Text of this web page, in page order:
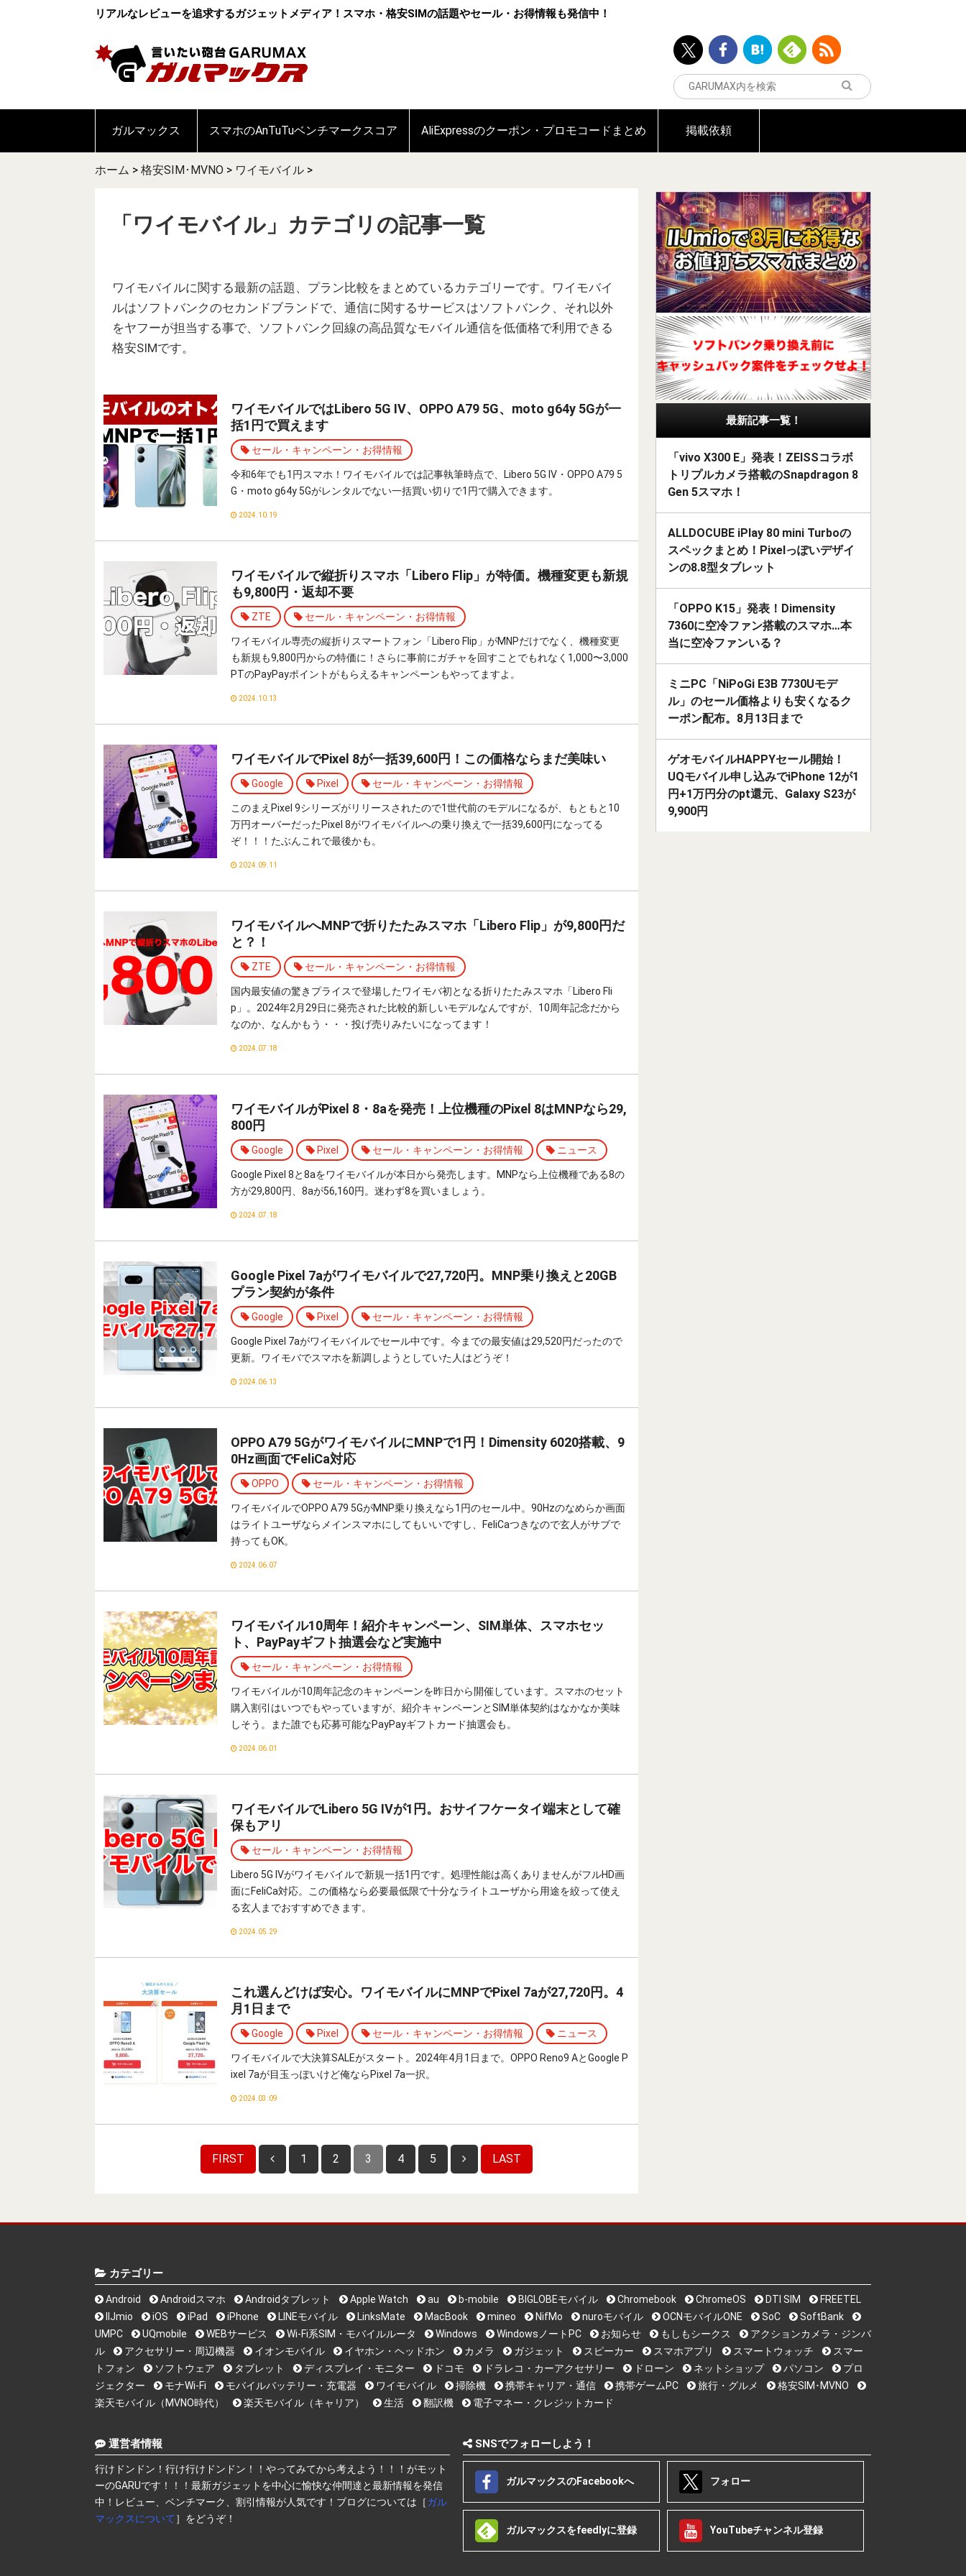
リアルなレビューを追求するガジェットメディア！スマホ・格安SIMの話題やセール・お得情報も発信中！
ガルマックス スマホのAnTuTuベンチマークスコア AliExpressのクーポン・プロモコードまとめ 掲載依頼
ホーム > 格安SIM･MVNO > ワイモバイル >
「ワイモバイル」カテゴリの記事一覧
ワイモバイルに関する最新の話題、プラン比較をまとめているカテゴリーです。ワイモバイ
ルはソフトバンクのセカンドブランドで、通信に関するサービスはソフトバンク、それ以外
をヤフーが担当する事で、ソフトバンク回線の高品質なモバイル通信を低価格で利用できる
格安SIMです。
ワイモバイルではLibero 5G IV、OPPO A79 5G、moto g64y 5Gが一
括1円で買えます
セール・キャンペーン・お得情報
令和6年でも1円スマホ！ワイモバイルでは記事執筆時点で、Libero 5G IV・OPPO A79 5
G・moto g64y 5Gがレンタルでない一括買い切りで1円で購入できます。
2024.10.19
ワイモバイルで縦折りスマホ「Libero Flip」が特価。機種変更も新規
も9,800円・返却不要
ZTE セール・キャンペーン・お得情報
ワイモバイル専売の縦折りスマートフォン「Libero Flip」がMNPだけでなく、機種変更
も新規も9,800円からの特価に！さらに事前にガチャを回すことでもれなく1,000〜3,000
PTのPayPayポイントがもらえるキャンペーンもやってますよ。
2024.10.13
ワイモバイルでPixel 8が一括39,600円！この価格ならまだ美味い
Google Pixel セール・キャンペーン・お得情報
このまえPixel 9シリーズがリリースされたので1世代前のモデルになるが、もともと10
万円オーバーだったPixel 8がワイモバイルへの乗り換えで一括39,600円になってる
ぞ！！！たぶんこれで最後かも。
2024.09.11
ワイモバイルへMNPで折りたたみスマホ「Libero Flip」が9,800円だ
と？！
ZTE セール・キャンペーン・お得情報
国内最安値の驚きプライスで登場したワイモバ初となる折りたたみスマホ「Libero Fli
p」。2024年2月29日に発売された比較的新しいモデルなんですが、10周年記念だから
なのか、なんかもう・・・投げ売りみたいになってます！
2024.07.18
ワイモバイルがPixel 8・8aを発売！上位機種のPixel 8はMNPなら29,
800円
Google Pixel セール・キャンペーン・お得情報 ニュース
Google Pixel 8と8aをワイモバイルが本日から発売します。MNPなら上位機種である8の
方が29,800円、8aが56,160円。迷わず8を買いましょう。
2024.07.18
Google Pixel 7aがワイモバイルで27,720円。MNP乗り換えと20GB
プラン契約が条件
Google Pixel セール・キャンペーン・お得情報
Google Pixel 7aがワイモバイルでセール中です。今までの最安値は29,520円だったので
更新。ワイモバでスマホを新調しようとしていた人はどうぞ！
2024.06.13
OPPO A79 5GがワイモバイルにMNPで1円！Dimensity 6020搭載、9
0Hz画面でFeliCa対応
OPPO セール・キャンペーン・お得情報
ワイモバイルでOPPO A79 5GがMNP乗り換えなら1円のセール中。90Hzのなめらか画面
はライトユーザならメインスマホにしてもいいですし、FeliCaつきなので玄人がサブで
持ってもOK。
2024.06.07
ワイモバイル10周年！紹介キャンペーン、SIM単体、スマホセッ
ト、PayPayギフト抽選会など実施中
セール・キャンペーン・お得情報
ワイモバイルが10周年記念のキャンペーンを昨日から開催しています。スマホのセット
購入割引はいつでもやっていますが、紹介キャンペーンとSIM単体契約はなかなか美味
しそう。また誰でも応募可能なPayPayギフトカード抽選会も。
2024.06.01
ワイモバイルでLibero 5G IVが1円。おサイフケータイ端末として確
保もアリ
セール・キャンペーン・お得情報
Libero 5G IVがワイモバイルで新規一括1円です。処理性能は高くありませんがフルHD画
面にFeliCa対応。この価格なら必要最低限で十分なライトユーザから用途を絞って使え
る玄人までおすすめできます。
2024.05.29
これ選んどけば安心。ワイモバイルにMNPでPixel 7aが27,720円。4
月1日まで
Google Pixel セール・キャンペーン・お得情報 ニュース
ワイモバイルで大決算SALEがスタート。2024年4月1日まで。OPPO Reno9 AとGoogle P
ixel 7aが目玉っぽいけど俺ならPixel 7a一択。
2024.03.09
FIRST 1 2 3 4 5 LAST
最新記事一覧！
「vivo X300 E」発表！ZEISSコラボ
トリプルカメラ搭載のSnapdragon 8
Gen 5スマホ！
ALLDOCUBE iPlay 80 mini Turboの
スペックまとめ！Pixelっぽいデザイ
ンの8.8型タブレット
「OPPO K15」発表！Dimensity
7360に空冷ファン搭載のスマホ…本
当に空冷ファンいる？
ミニPC「NiPoGi E3B 7730Uモデ
ル」のセール価格よりも安くなるク
ーポン配布。8月13日まで
ゲオモバイルHAPPYセール開始！
UQモバイル申し込みでiPhone 12が1
円+1万円分のpt還元、Galaxy S23が
9,900円
カテゴリー
Android Androidスマホ Androidタブレット Apple Watch au b-mobile BIGLOBEモバイル Chromebook ChromeOS DTI SIM
FREETEL
IIJmio
iOS iPad iPhone LINEモバイル LinksMate MacBook mineo NifMo nuroモバイル OCNモバイルONE SoC
SoftBank
UMPC
UQmobile WEBサービス Wi-Fi系SIM・モバイルルータ Windows WindowsノートPC お知らせ もしもシークス
アクションカメラ・ジンバ
ル
アクセサリー・周辺機器 イオンモバイル イヤホン・ヘッドホン カメラ ガジェット スピーカー スマホアプリ スマートウォッチ
スマー
トフォン
ソフトウェア タブレット ディスプレイ・モニター ドコモ ドラレコ・カーアクセサリー ドローン ネットショップ パソコン
プロ
ジェクター
モナWi-Fi モバイルバッテリー・充電器 ワイモバイル 掃除機 携帯キャリア・通信 携帯ゲームPC 旅行・グルメ
格安SIM･MVNO
楽天モバイル（MVNO時代）
楽天モバイル（キャリア） 生活 翻訳機 電子マネー・クレジットカード
運営者情報
行けドンドン！行け行けドンドン！！やってみてから考えよう！！！がモット
ーのGARUです！！！最新ガジェットを中心に愉快な仲間達と最新情報を発信
中！レビュー、ベンチマーク、割引情報が人気です！ブログについては［ガル
マックスについて］をどうぞ！
SNSでフォローしよう！
ガルマックスのFacebookへ フォロー
ガルマックスをfeedlyに登録 YouTubeチャンネル登録